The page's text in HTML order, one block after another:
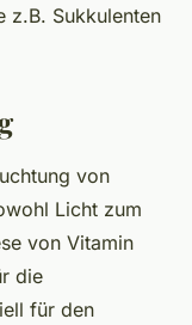
z.B. Sukkulenten
von
Licht zum
von Vitamin
die
für den